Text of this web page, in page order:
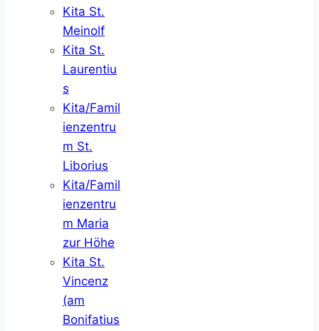
Kita St.
Meinolf
Kita St.
Laurentiu
s
Kita/Famil
ienzentru
m St.
Liborius
Kita/Famil
ienzentru
m Maria
zur Höhe
Kita St.
Vincenz
(am
Bonifatius